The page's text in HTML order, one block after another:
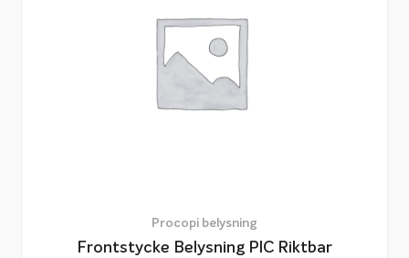
Procopi belysning
Frontstycke Belysning PIC Riktbar